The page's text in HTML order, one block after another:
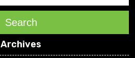
Search
Archives